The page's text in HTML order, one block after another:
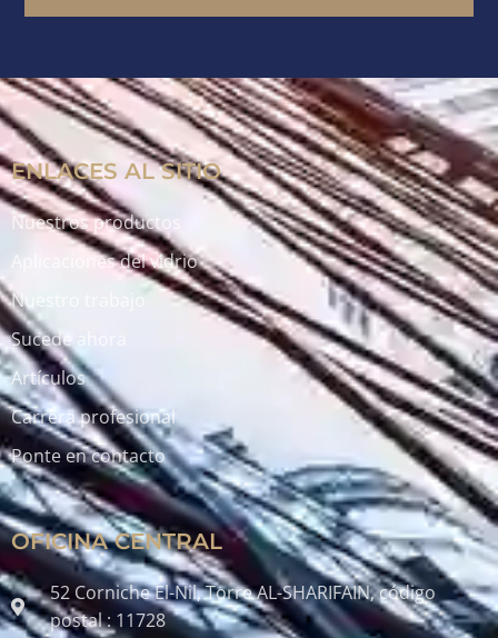
ENLACES AL SITIO
Nuestros productos
Aplicaciones del vidrio
Nuestro trabajo
Sucede ahora
Artículos
Carrera profesional
Ponte en contacto
OFICINA CENTRAL
52 Corniche El-Nil, Torre AL-SHARIFAIN, código
postal : 11728